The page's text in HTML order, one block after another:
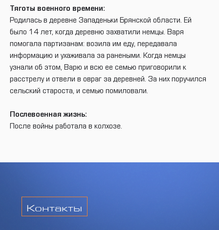
Тяготы военного времени:
Родилась в деревне Западеньки Брянской области. Ей
было 14 лет, когда деревню захватили немцы. Варя
помогала партизанам: возила им еду, передавала
информацию и ухаживала за ранеными. Когда немцы
узнали об этом, Варю и всю ее семью приговорили к
расстрелу и отвели в овраг за деревней. За них поручился
сельский староста, и семью помиловали.
Послевоенная жизнь:
После войны работала в колхозе.
Контакты